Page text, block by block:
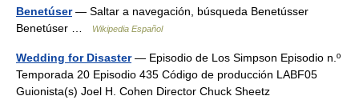
Benetúser— Saltar a navegación, búsqueda Benetússer
Benetúser …
Wikipedia Español
Wedding for Disaster— Episodio de Los Simpson Episodio n.º
Temporada 20 Episodio 435 Código de producción LABF05
Guionista(s) Joel H. Cohen Director Chuck Sheetz